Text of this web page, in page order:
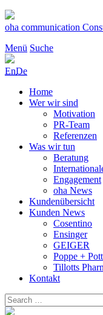
Zum
Inhalt
oha communication
Menü Suche
EnDe
Home
Wer wir sind
Motivation
PR-Team
Referenzen
Was wir tun
Beratung
Engagement
oha News
Kundenübersicht
Kunden News
Cosentino
Ensinger
GEIGER
Poppe +
Tillotts
Kontakt
Suchen
nach: